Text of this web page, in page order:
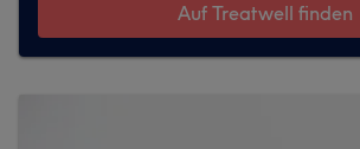
Auf Treatwell finden